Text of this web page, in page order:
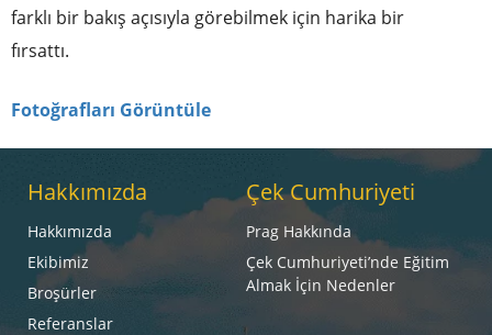
farklı bir bakış açısıyla görebilmek için harika bir
fırsattı.
Fotoğrafları Görüntüle
Hakkımızda
Hakkımızda
Ekibimiz
Broşürler
Referanslar
Çek Cumhuriyeti
Prag Hakkında
Çek Cumhuriyeti’nde Eğitim
Almak İçin Nedenler